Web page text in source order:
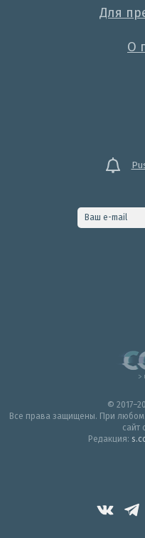
Для
О
©
Все права защищены. При
сайт
Редакция: